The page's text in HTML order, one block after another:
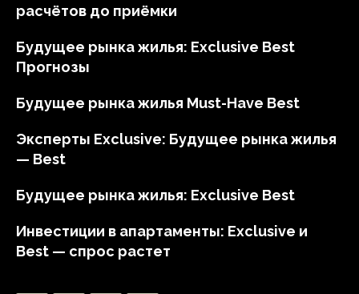
расчётов до приёмки
Будущее рынка жилья: Exclusive Best
Прогнозы
Будущее рынка жилья Must-Have Best
Эксперты Exclusive: Будущее рынка жилья
— Best
Будущее рынка жилья: Exclusive Best
Инвестиции в апартаменты: Exclusive и
Best — спрос растет